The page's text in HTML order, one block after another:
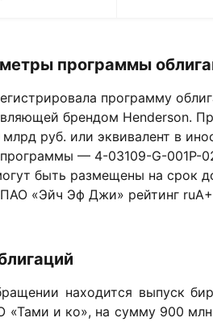
программы
программу
брендом Henderson.
руб. или эквивалент в
— 4-03109-G-001P-
быть размещены на срок
«Эйч Эф Джи» рейтинг
находится выпуск
«Тами и ко», на сумму 900